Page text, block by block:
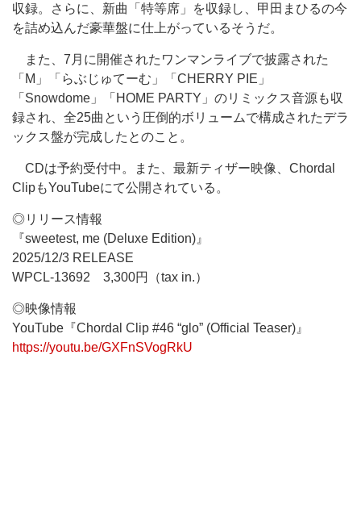
収録。さらに、新曲「特等席」を収録し、甲田まひるの今
を詰め込んだ豪華盤に仕上がっているそうだ。
また、7月に開催されたワンマンライブで披露された
「M」「らぶじゅてーむ」「CHERRY PIE」
「Snowdome」「HOME PARTY」のリミックス音源も収
録され、全25曲という圧倒的ボリュームで構成されたデラ
ックス盤が完成したとのこと。
CDは予約受付中。また、最新ティザー映像、Chordal
ClipもYouTubeにて公開されている。
◎リリース情報
『sweetest, me (Deluxe Edition)』
2025/12/3 RELEASE
WPCL-13692 3,300円（tax in.）
◎映像情報
YouTube『Chordal Clip #46 “glo” (Official Teaser)』
https://youtu.be/GXFnSVogRkU